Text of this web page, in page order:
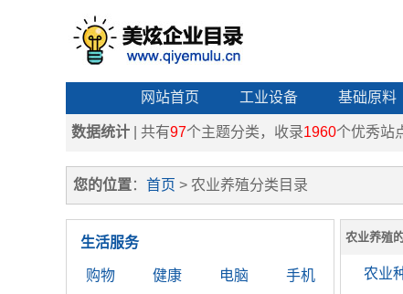
网站首页 工业设备 基础原料
数据统计 | 共有97个主题分类，收录1960个优秀站
您的位置： 首页 > 农业养殖分类目录
生活服务
购物 健康 电脑
手机
农业养殖
农业